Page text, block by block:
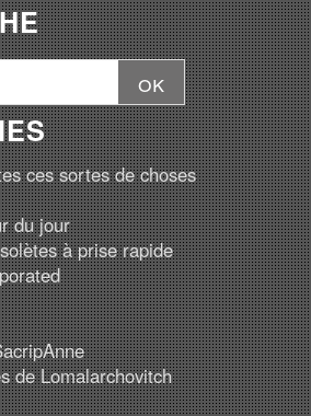
ces sortes de choses
du jour
à prise rapide
de Lomalarchovitch